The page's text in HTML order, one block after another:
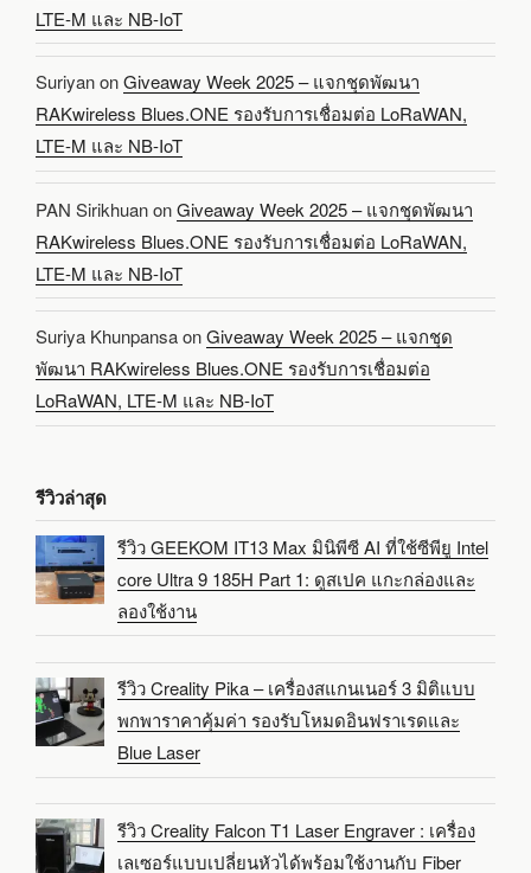
LTE-M และ NB-IoT
SuriyanonGiveaway Week 2025 – แจกชุดพัฒนา
RAKwireless Blues.ONE รองรับการเชื่อมต่อ LoRaWAN,
LTE-M และ NB-IoT
PAN SirikhuanonGiveaway Week 2025 – แจกชุดพัฒนา
RAKwireless Blues.ONE รองรับการเชื่อมต่อ LoRaWAN,
LTE-M และ NB-IoT
Suriya KhunpansaonGiveaway Week 2025 – แจกชุด
พัฒนา RAKwireless Blues.ONE รองรับการเชื่อมต่อ
LoRaWAN, LTE-M และ NB-IoT
รีวิวล่าสุด
รีวิว GEEKOM IT13 Max มินิพีซี AI ที่ใช้ซีพียู Intel
core Ultra 9 185H Part 1: ดูสเปค แกะกล่องและ
ลองใช้งาน
รีวิว Creality Pika – เครื่องสแกนเนอร์ 3 มิติแบบ
พกพาราคาคุ้มค่า รองรับโหมดอินฟราเรดและ
Blue Laser
รีวิว Creality Falcon T1 Laser Engraver : เครื่อง
เลเซอร์แบบเปลี่ยนหัวได้พร้อมใช้งานกับ Fiber